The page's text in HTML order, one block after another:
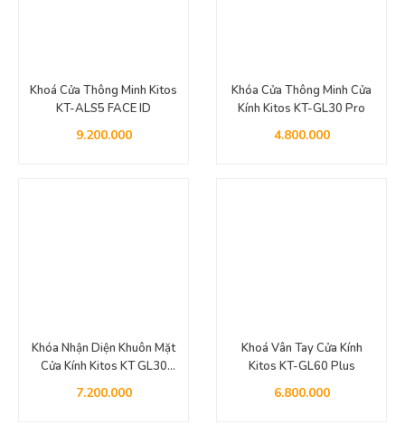
Khoá Cửa Thông Minh Kitos
KT-ALS5 FACE ID
9.200.000
Khóa Cửa Thông Minh Cửa
Kính Kitos KT-GL30 Pro
4.800.000
Khóa Nhận Diện Khuôn Mặt
Cửa Kính Kitos KT GL30
Face ID
7.200.000
Khoá Vân Tay Cửa Kính
Kitos KT-GL60 Plus
6.800.000